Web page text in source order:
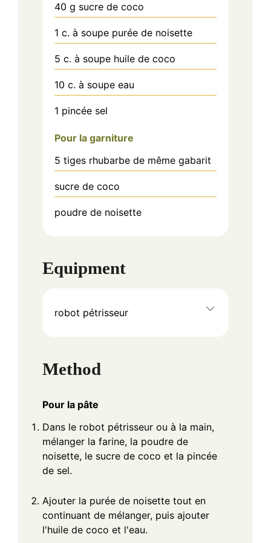
40 g sucre de coco
1 c. à soupe purée de noisette
5 c. à soupe huile de coco
10 c. à soupe eau
1 pincée sel
Pour la garniture
5 tiges rhubarbe de même gabarit
sucre de coco
poudre de noisette
Equipment
robot pétrisseur
Method
Pour la pâte
Dans le robot pétrisseur ou à la main,
mélanger la farine, la poudre de
noisette, le sucre de coco et la pincée
de sel.
Ajouter la purée de noisette tout en
continuant de mélanger, puis ajouter
l'huile de coco et l'eau.